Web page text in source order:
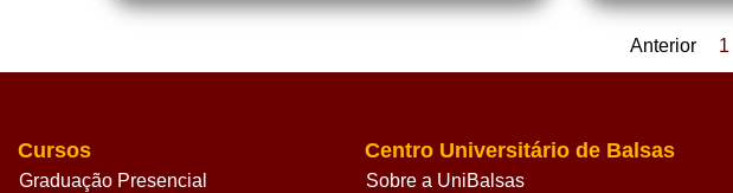
Anterior 1
Cursos
Graduação Presencial
Centro Universitário de Balsas
Sobre a UniBalsas